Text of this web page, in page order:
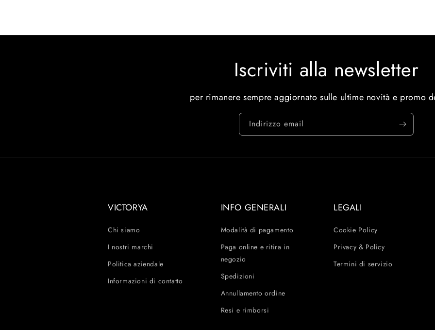
Iscriviti alla newsletter
per rimanere sempre aggiornato sulle ultime novità e promo
Indirizzo email
VICTORYA
Chi siamo
I nostri marchi
Politica aziendale
Informazioni di contatto
INFO GENERALI
Modalità di pagamento
Paga online e ritira in
negozio
Spedizioni
Annullamento ordine
Resi e rimborsi
LEGALI
Cookie Policy
Privacy & Policy
Termini di servizio